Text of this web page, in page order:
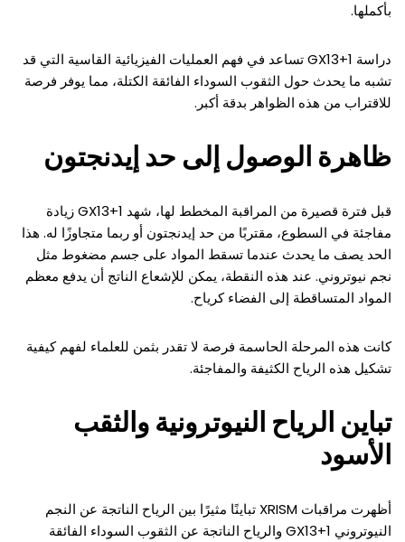
بأكملها.
دراسة GX13+1 تساعد في فهم العمليات الفيزيائية القاسية التي قد
تشبه ما يحدث حول الثقوب السوداء الفائقة الكتلة، مما يوفر فرصة
للاقتراب من هذه الظواهر بدقة أكبر.
ظاهرة الوصول إلى حد إيدنجتون
قبل فترة قصيرة من المراقبة المخطط لها، شهد GX13+1 زيادة
مفاجئة في السطوع، مقتربًا من حد إيدنجتون أو ربما متجاوزًا له. هذا
الحد يصف ما يحدث عندما تسقط المواد على جسم مضغوط مثل
نجم نيوتروني. عند هذه النقطة، يمكن للإشعاع الناتج أن يدفع معظم
المواد المتساقطة إلى الفضاء كرياح.
كانت هذه المرحلة الحاسمة فرصة لا تقدر بثمن للعلماء لفهم كيفية
تشكيل هذه الرياح الكثيفة والمفاجئة.
تباين الرياح النيوترونية والثقب
الأسود
أظهرت مراقبات XRISM تباينًا مثيرًا بين الرياح الناتجة عن النجم
النيوتروني GX13+1 والرياح الناتجة عن الثقوب السوداء الفائقة